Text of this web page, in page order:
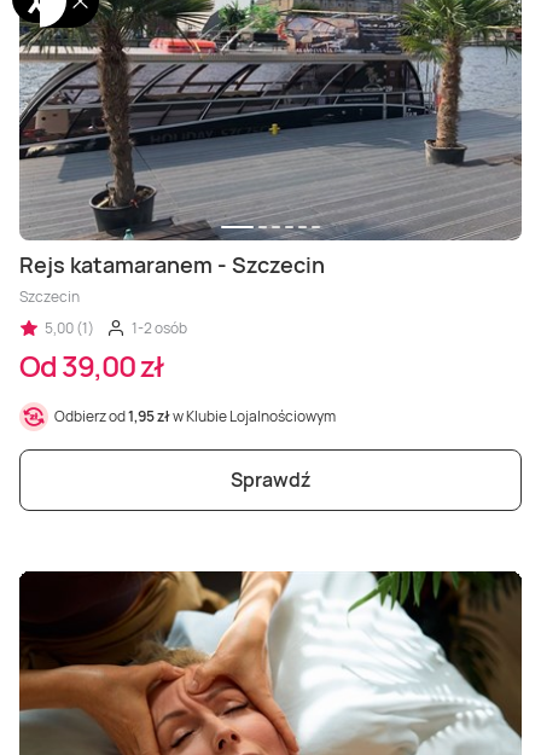
Rejs katamaranem - Szczecin
Szczecin
5,00 (1)
1-2 osób
Od 39,00 zł
Odbierz od1,95 złw Klubie Lojalnościowym
Sprawdź